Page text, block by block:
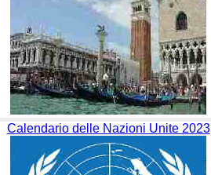
Calendario delle Nazioni Unite 2023